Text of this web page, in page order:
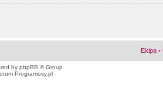
Ekipa •
by phpBB © Group
Programosy.pl